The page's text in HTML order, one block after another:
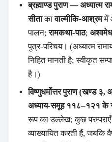
ब्रह्माण्ड पुराण — अध्यात्म
सीताकावाल्मीकि-आश्रममें
पालन;रामकथा-पाठ; अश्वमेध
पुत्र-परिचय। (अध्यात्म
निहित मानती है; स्वीकृत
है।)
विष्णुधर्मोत्तर पुराण (खण्ड
अध्याय-समूह ११८–१२१ के
रूप का उल्लेख; कुछ
व्याख्यायित करती हैं, जबकि